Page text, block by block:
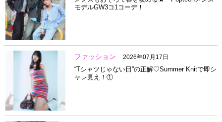
モデルGW3コ1コーデ！
ファッション 2026年07月17日
“Tシャツじゃない日”の正解♡Summer Knitで即シ
ャレ見え！①